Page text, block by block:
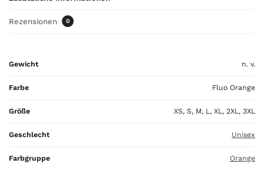
o
s
,
0
Rezensionen 0
Gewicht n. v.
Farbe Fluo Orange
Größe XS, S, M, L, XL, 2XL, 3XL
Geschlecht Unisex
Farbgruppe Orange